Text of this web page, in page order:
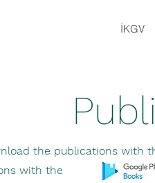
İKGV
the publications
with the icon can